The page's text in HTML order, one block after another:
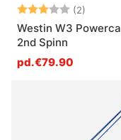
Note: (2)
Westin W3
2nd Spinn
pd.€79.90